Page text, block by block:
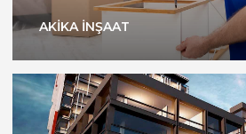
AKİKA İNŞAAT